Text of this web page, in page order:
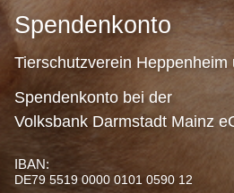
Spendenkonto
Tierschutzverein Heppenheim
Spendenkonto bei der
Volksbank Darmstadt Mainz
IBAN:
DE79 5519 0000 0101 0590 12